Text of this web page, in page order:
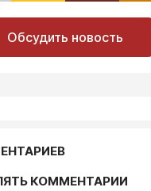
Обсудить новость
КОММЕНТАРИИ